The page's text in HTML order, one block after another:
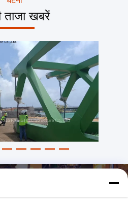
ताजा खबरें